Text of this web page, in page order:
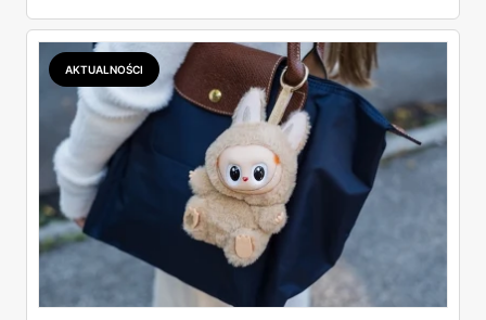
najszybciej rosnący sport w Polsce: kortów przybywa
lawinowo, a chętnych jeszcze szybciej. Sprawdziłam, co
dokładnie dostajemy za te pieniądze i komu taka rakieta
faktycznie wystarczy.
AKTUALNOŚCI